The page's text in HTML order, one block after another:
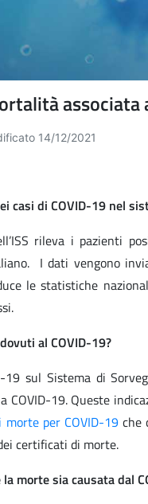
associata
14/12/2021
casi di COVID-19 nel
rileva i pazienti
I dati vengono
le statistiche
al COVID-19?
sul Sistema di
COVID-19. Queste
morte per COVID-19che
certificati di morte.
morte sia causata dal